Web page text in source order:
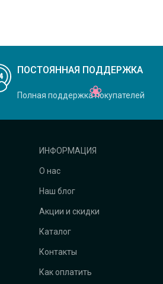
ПОСТОЯННАЯ ПОДДЕРЖКА
Полная поддержка покупателей
ИНФОРМАЦИЯ
О нас
Наш блог
Акции и скидки
Каталог
Контакты
Как оплатить